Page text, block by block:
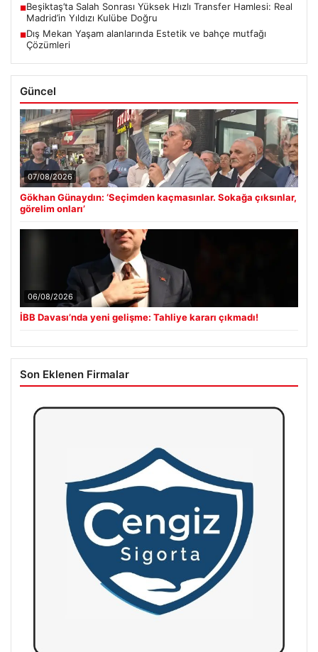
■Beşiktaş’ta Salah Sonrası Yüksek Hızlı Transfer Hamlesi: Real
Madrid’in Yıldızı Kulübe Doğru
■Dış Mekan Yaşam alanlarında Estetik ve bahçe mutfağı
Çözümleri
Güncel
07/08/2026
Gökhan Günaydın: ‘Seçimden kaçmasınlar. Sokağa çıksınlar,
görelim onları’
06/08/2026
İBB Davası’nda yeni gelişme: Tahliye kararı çıkmadı!
Son Eklenen Firmalar